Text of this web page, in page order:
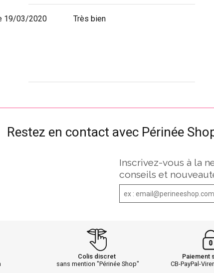
19/03/2020 Très bien
Restez en contact avec Périnée
Inscrivez-vous à la
conseils et
Colis discret
sans mention "Périnée Shop"
Paiement
CB-PayPal-